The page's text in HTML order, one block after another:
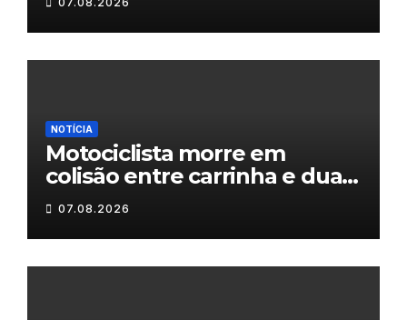
NOTÍCIA
Motociclista morre em
colisão entre carrinha e duas
motas em Chaves
07.08.2026